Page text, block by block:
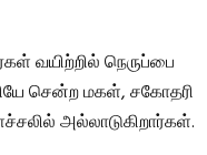
வயிற்றில் நெருப்பை
சென்ற மகள், சகோதரி
அல்லாடுகிறார்கள்.